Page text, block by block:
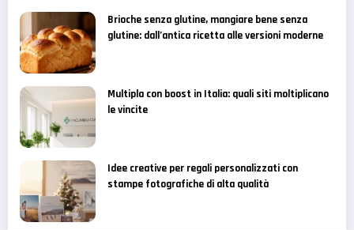
Brioche senza glutine, mangiare bene senza
glutine: dall’antica ricetta alle versioni moderne
Multipla con boost in Italia: quali siti moltiplicano
le vincite
Idee creative per regali personalizzati con
stampe fotografiche di alta qualità